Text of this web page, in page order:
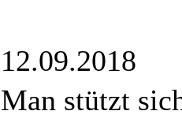
12.09.2018
Man stützt